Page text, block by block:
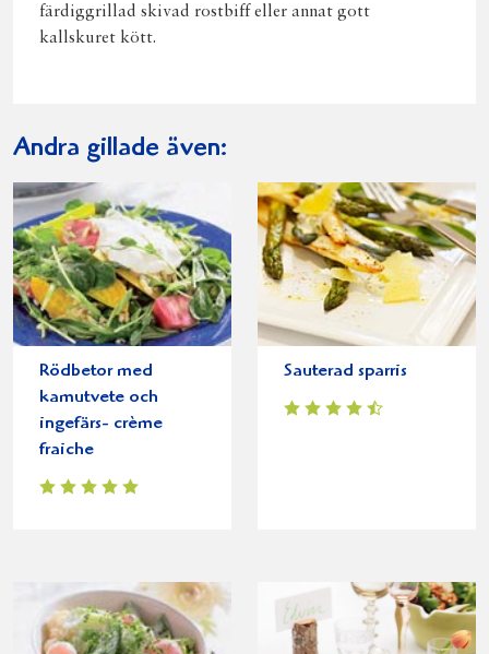
färdiggrillad skivad rostbiff eller annat gott
kallskuret kött.
Andra gillade även:
Rödbetor med
kamutvete och
ingefärs- crème
fraiche
Sauterad sparris